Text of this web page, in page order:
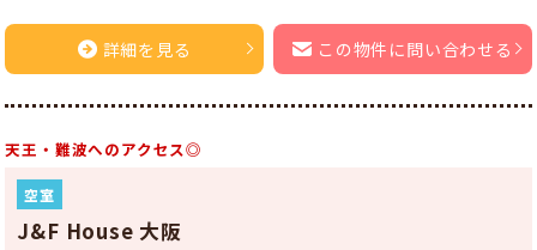
詳細を見る この物件に問い合わせる
天王・難波へのアクセス◎
空室
J&F House 大阪